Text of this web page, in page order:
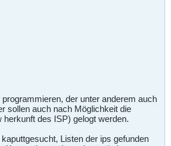
der unter anderem auch
sollen auch nach Möglichkeit die
herkunft des ISP) gelogt werden.
Listen der ips gefunden